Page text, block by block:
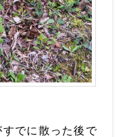
でに散った後で